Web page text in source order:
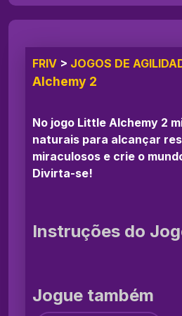
FRIV > JOGOS DE
Alchemy 2
No jogo Little Alchemy 2
naturais para alcançar
miraculosos e crie o
Divirta-se!
Instruções do
Jogue também